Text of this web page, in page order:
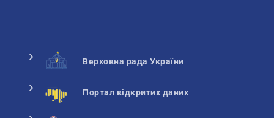
Верховна рада України
Портал відкритих даних